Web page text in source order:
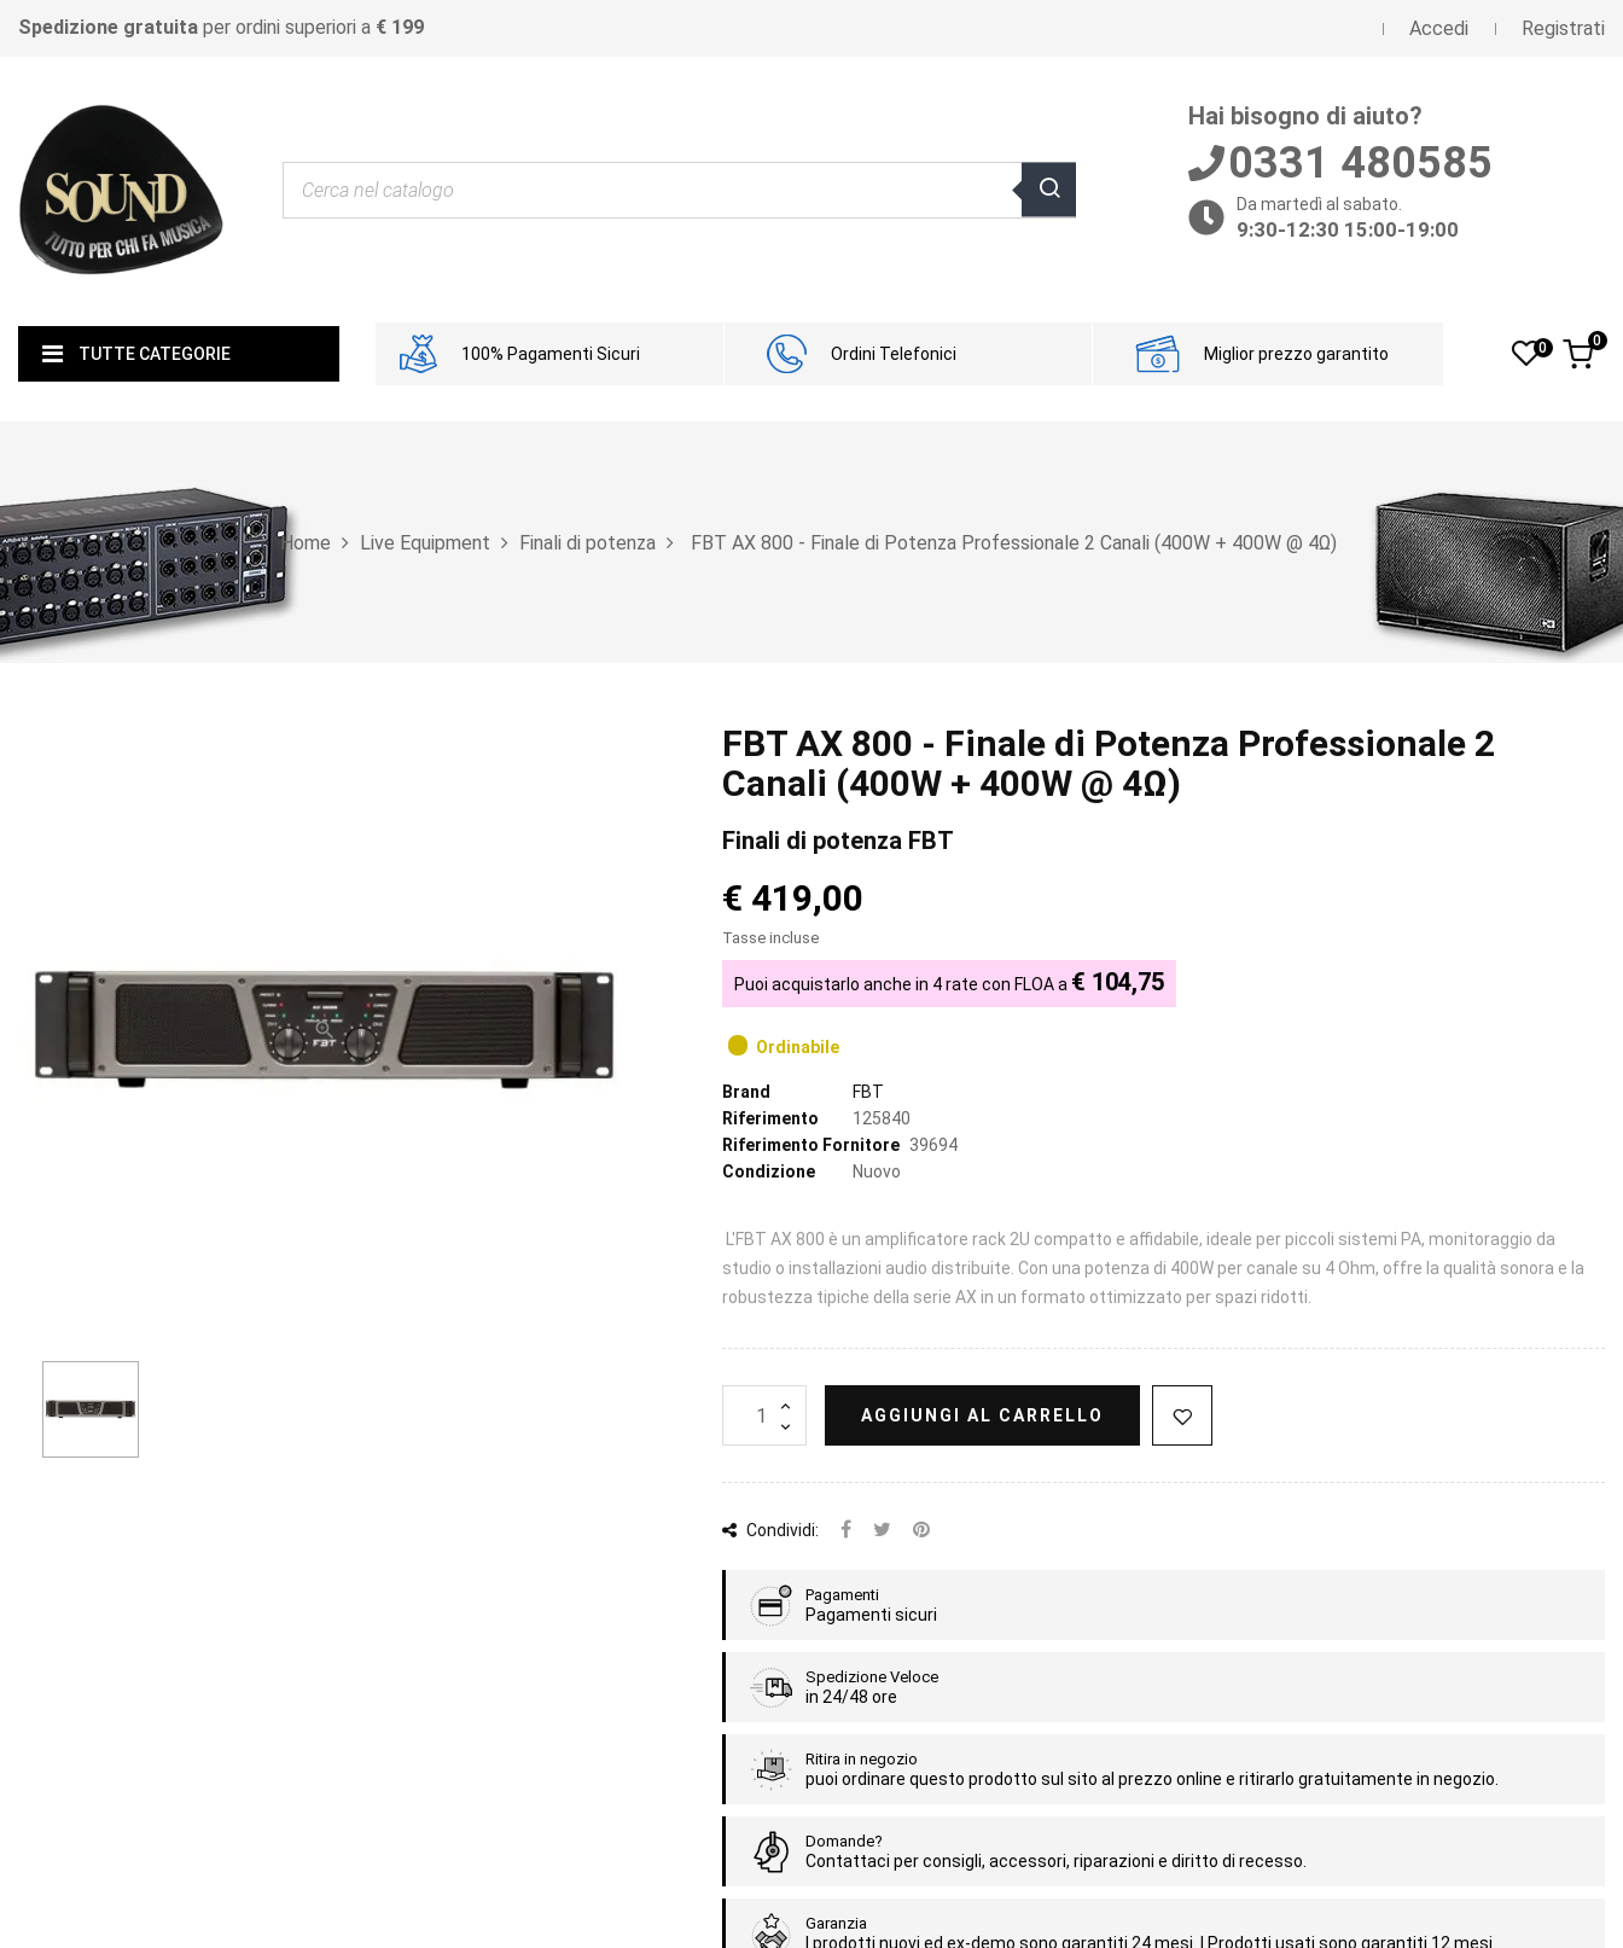
Spedizione gratuita per ordini superiori a € 199 Accedi Registrati
Hai bisogno di aiuto?
0331 480585
Da martedì al sabato.
9:30-12:30 15:00-19:00
TUTTE CATEGORIE 100% Pagamenti Sicuri Ordini Telefonici Miglior prezzo garantito 0 0
Home Live Equipment Finali di potenza FBT AX 800 - Finale di Potenza Professionale 2 Canali (400W + 400W @ 4Ω)

FBT AX 800 - Finale di Potenza Professionale 2
Canali (400W + 400W @ 4Ω)
Finali di potenza FBT
€ 419,00
Tasse incluse
Puoi acquistarlo anche in 4 rate con FLOA a € 104,75
Ordinabile
Brand
FBT
Riferimento
125840
Riferimento Fornitore 39694
Condizione
Nuovo
L'FBT AX 800 è un amplificatore rack 2U compatto e affidabile, ideale per piccoli sistemi PA, monitoraggio da
studio o installazioni audio distribuite. Con una potenza di 400W per canale su 4 Ohm, offre la qualità sonora e la
robustezza tipiche della serie AX in un formato ottimizzato per spazi ridotti.
AGGIUNGI AL CARRELLO
Condividi:
Pagamenti
Pagamenti sicuri
Spedizione Veloce
in 24/48 ore
Ritira in negozio
puoi ordinare questo prodotto sul sito al prezzo online e ritirarlo gratuitamente in negozio.
Domande?
Contattaci per consigli, accessori, riparazioni e diritto di recesso.
Garanzia
I prodotti nuovi ed ex-demo sono garantiti 24 mesi. I Prodotti usati sono garantiti 12 mesi.